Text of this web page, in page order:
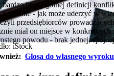
iStock
brak ogólnej definicji
i finalnie - jak może uderzyć w
przedsiębiorców
miał on miejsce w
powodu - brak jednej,
Glosa do własnego